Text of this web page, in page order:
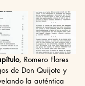
, Romero Flores
de Don Quijote y
la auténtica